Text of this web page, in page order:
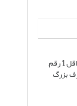
رمز ورود باید شامل حداقل 8 حرف, حداقل 1 رقم,
لاتین, حداقل 1 حرف بزرگ